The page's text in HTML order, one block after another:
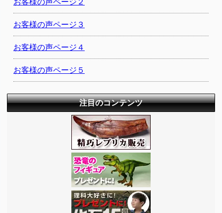
お客様の声ページ３
お客様の声ページ４
お客様の声ページ５
注目のコンテンツ